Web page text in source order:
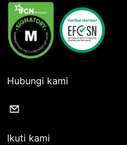
Hubungi kami
Ikuti kami